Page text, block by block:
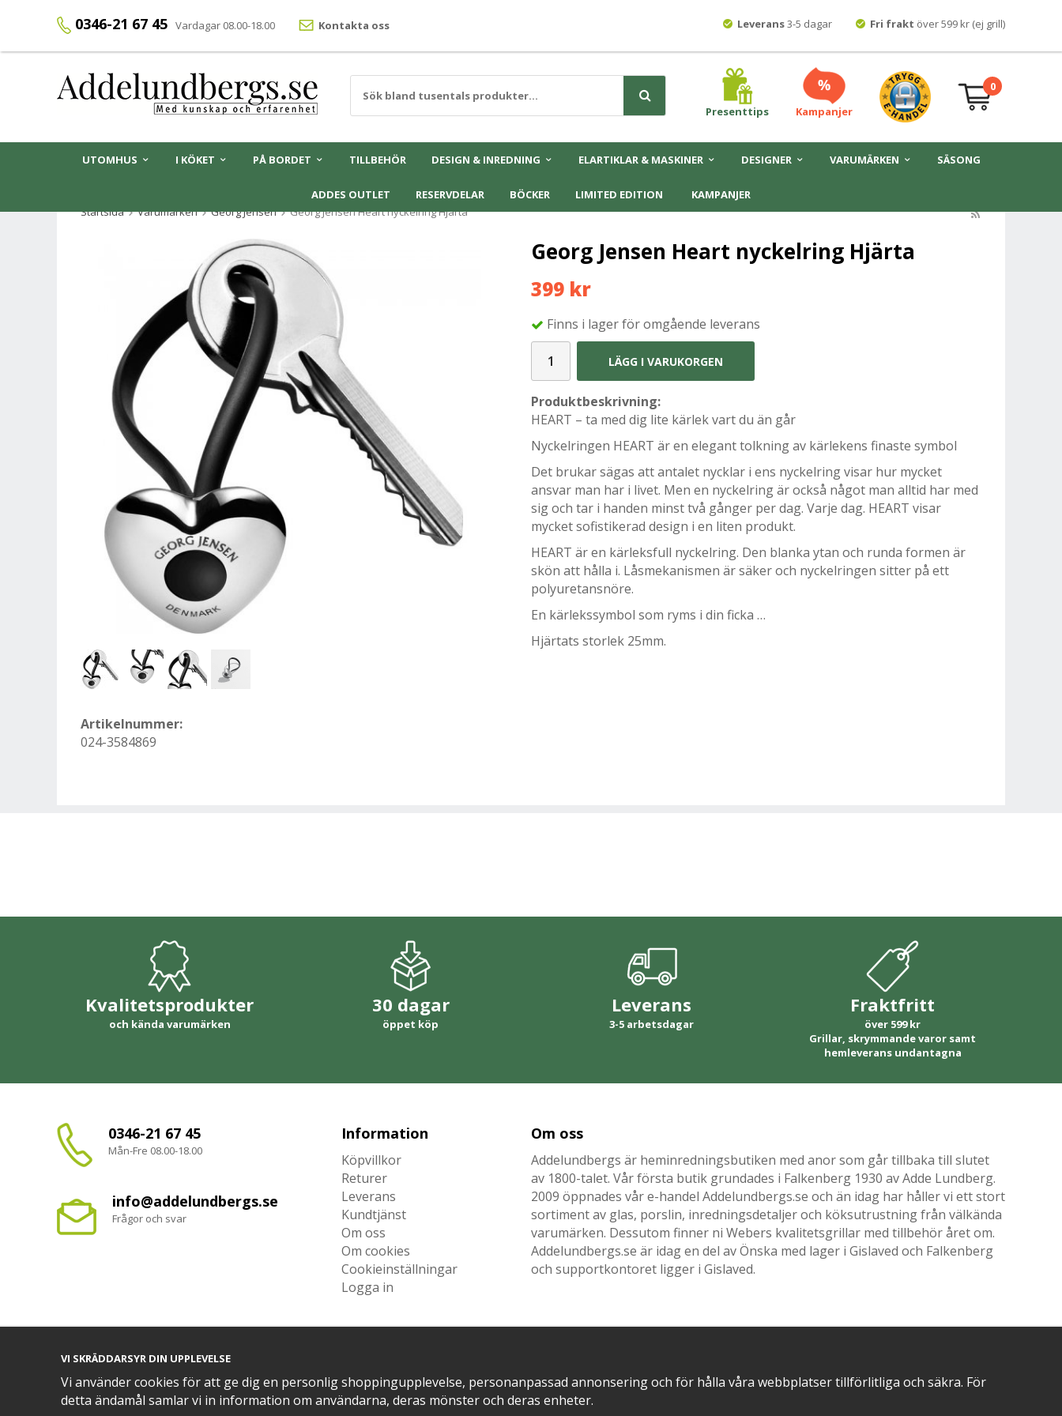
0346-21 67 45 Vardagar 08.00-18.00 Kontakta oss Leverans3-5 dagar Fri frakt över 599 kr (ej grill)
Presenttips Kampanjer
0
UTOMHUS I KÖKET PÅ BORDET TILLBEHÖR DESIGN & INREDNING ELARTIKLAR & MASKINER DESIGNER VARUMÄRKEN SÄSONG
ADDES OUTLET RESERVDELAR BÖCKER LIMITED EDITION
KAMPANJER
Startsida
Varumärken Georg Jensen Georg Jensen Heart nyckelring Hjärta
Georg Jensen Heart nyckelring Hjärta
399 kr
Finns i lager för omgående leverans
LÄGG I VARUKORGEN
Produktbeskrivning:
HEART – ta med dig lite kärlek vart du än går
Nyckelringen HEART är en elegant tolkning av kärlekens finaste symbol
Det brukar sägas att antalet nycklar i ens nyckelring visar hur mycket
ansvar man har i livet. Men en nyckelring är också något man alltid har med
sig och tar i handen minst två gånger per dag. Varje dag. HEART visar
mycket sofistikerad design i en liten produkt.
HEART är en kärleksfull nyckelring. Den blanka ytan och runda formen är
skön att hålla i. Låsmekanismen är säker och nyckelringen sitter på ett
polyuretansnöre.
En kärlekssymbol som ryms i din ficka …
Hjärtats storlek 25mm.
Artikelnummer:
024-3584869
Kvalitetsprodukter
och kända varumärken
30 dagar
öppet köp
Leverans
3-5 arbetsdagar
Fraktfritt
över 599 kr
Grillar, skrymmande varor samt
hemleverans undantagna
0346-21 67 45
Mån-Fre 08.00-18.00
info@addelundbergs.se
Frågor och svar
Information
Köpvillkor
Returer
Leverans
Kundtjänst
Om oss
Om cookies
Cookieinställningar
Logga in
Om oss
Addelundbergs är heminredningsbutiken med anor som går tillbaka till slutet
av 1800-talet. Vår första butik grundades i Falkenberg 1930 av Adde Lundberg.
2009 öppnades vår e-handel Addelundbergs.se och än idag har håller vi ett stort
sortiment av glas, porslin, inredningsdetaljer och köksutrustning från välkända
varumärken. Dessutom finner ni Webers kvalitetsgrillar med tillbehör året om.
Addelundbergs.se är idag en del av Önska med lager i Gislaved och Falkenberg
och supportkontoret ligger i Gislaved.
VI SKRÄDDARSYR DIN UPPLEVELSE
Vi använder cookies för att ge dig en personlig shoppingupplevelse, personanpassad annonsering och för hålla våra webbplatser tillförlitliga och säkra. För
detta ändamål samlar vi in information om användarna, deras mönster och deras enheter.